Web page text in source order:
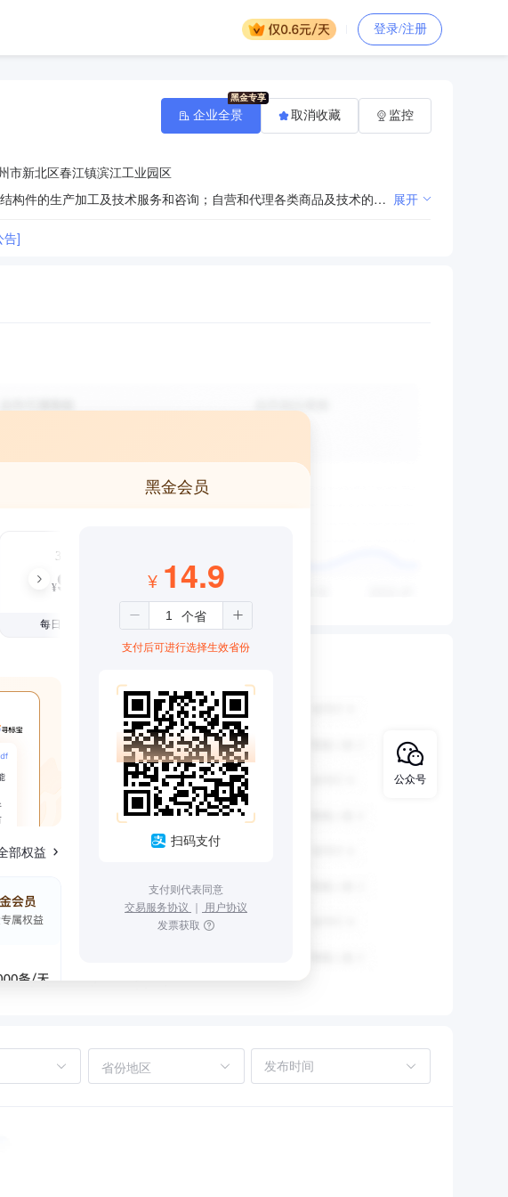
登录/注册
市新北区春江镇滨江工业园区
起重机械设备、起重运输机械设备制造、安装、改造、维修,矿山机械、船舶制造、钢结构件的生产加工及技术服务和咨询；自营和代理各类商品及技术的进出口业务（国家限定企业经营或禁止进出口的商品和技术除外）。（依法须经批准的项目，经相关部门批准后方可开展经营活动） 展开
告]
企业全景 取消收藏 监控
黑金会员
3个月
¥99
每日仅1.08元
部权益
¥ 14.9
支付后可进行选择生效省份
扫码支付
支付则代表同意
交易服务协议 ｜ 用户协议
发票获取
省份地区
公众号